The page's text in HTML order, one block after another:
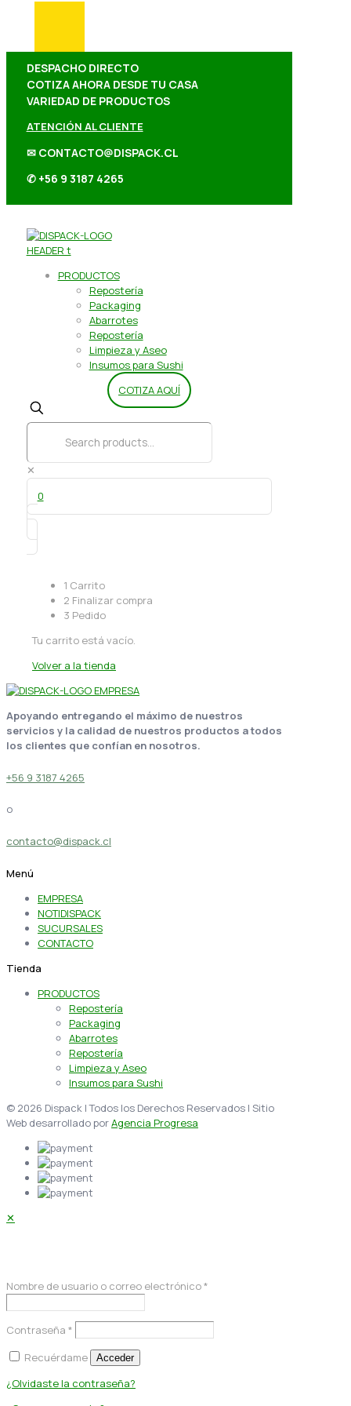
DESPACHO DIRECTO
COTIZA AHORA DESDE TU CASA
VARIEDAD DE PRODUCTOS
ATENCIÓN AL CLIENTE
✉ CONTACTO@DISPACK.CL
✆ +56 9 3187 4265
PRODUCTOS
Repostería
Packaging
Abarrotes
Repostería
Limpieza y Aseo
Insumos para Sushi
COTIZA AQUÍ
✕
0
1 Carrito
2 Finalizar compra
3 Pedido
Tu carrito está vacío.
Volver a la tienda
Apoyando entregando el máximo de nuestros
servicios y la calidad de nuestros productos a todos
los clientes que confían en nosotros.
+56 9 3187 4265
o
contacto@dispack.cl
Menú
EMPRESA
NOTIDISPACK
SUCURSALES
CONTACTO
Tienda
PRODUCTOS
Repostería
Packaging
Abarrotes
Repostería
Limpieza y Aseo
Insumos para Sushi
© 2026 Dispack | Todos los Derechos Reservados | Sitio
Web desarrollado porAgencia Progresa
✕
Nombre de usuario o correo electrónico*
Contraseña *
Recuérdame
Acceder
¿Olvidaste la contraseña?